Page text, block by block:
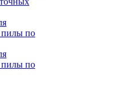
пилы по
пилы по